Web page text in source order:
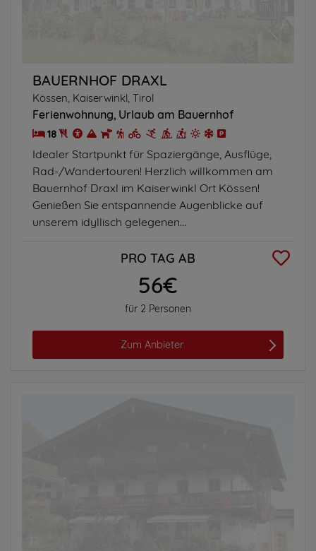
BAUERNHOF DRAXL
Kössen, Kaiserwinkl, Tirol
Ferienwohnung Urlaub am Bauernhof
18
Idealer Startpunkt für Spaziergänge, Ausflüge,
Rad-/Wandertouren! Herzlich willkommen am
Bauernhof Draxl im Kaiserwinkl Ort Kössen!
Genießen Sie entspannende Augenblicke auf
unserem idyllisch gelegenen...
PRO TAG AB
56€
für 2 Personen
Zum Anbieter